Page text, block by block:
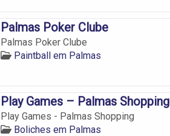
Palmas Poker Clube
Palmas Poker Clube
Paintball em Palmas
Play Games – Palmas Shopping
Play Games - Palmas Shopping
Boliches em Palmas